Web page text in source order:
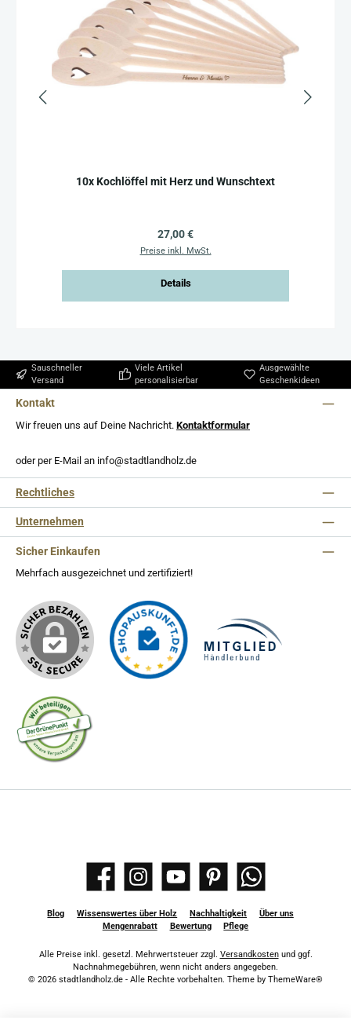
10x Kochlöffel mit Herz und Wunschtext
Regulärer Preis:
27,00 €
Preise inkl. MwSt.
Details
Sauschneller
Versand
Viele Artikel
personalisierbar
Ausgewählte
Geschenkideen
Kontakt
Wir freuen uns auf Deine Nachricht. Kontaktformular
oder per E-Mail an info@stadtlandholz.de
Rechtliches
Unternehmen
Sicher Einkaufen
Mehrfach ausgezeichnet und zertifiziert!
Facebook Instagram YouTube Pinterest WhatsApp
Blog Wissenswertes über Holz Nachhaltigkeit
Über uns
Mengenrabatt
Bewertung Pflege
Alle Preise inkl. gesetzl. Mehrwertsteuer zzgl. Versandkostenund ggf.
Nachnahmegebühren, wenn nicht anders angegeben.
© 2026 stadtlandholz.de - Alle Rechte vorbehalten. Theme by ThemeWare®